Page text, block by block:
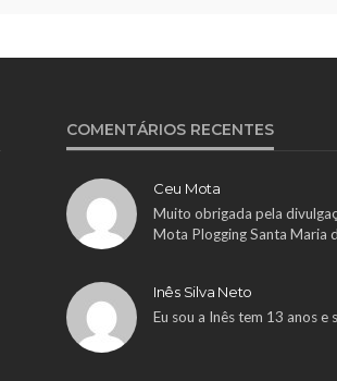
COMENTÁRIOS RECENTES
Ceu Mota
Muito obrigada pela
Mota Plogging Santa Maria
Inês Silva Neto
Eu sou a Inês tem 13 anos e